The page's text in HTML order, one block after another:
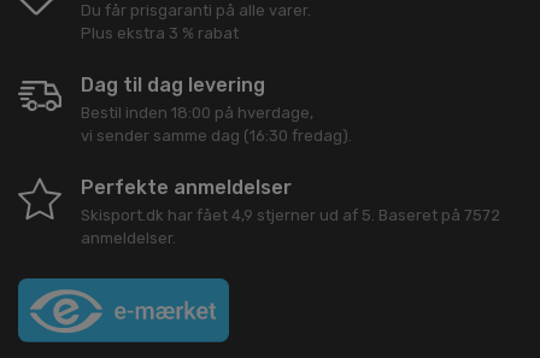
Du får prisgaranti på alle varer.
Plus ekstra 3 % rabat
Dag til dag levering
Bestil inden 18:00 på hverdage,
vi sender samme dag (16:30 fredag).
Perfekte anmeldelser
Skisport.dk har fået 4,9 stjerner ud af 5. Baseret på 7572
anmeldelser.